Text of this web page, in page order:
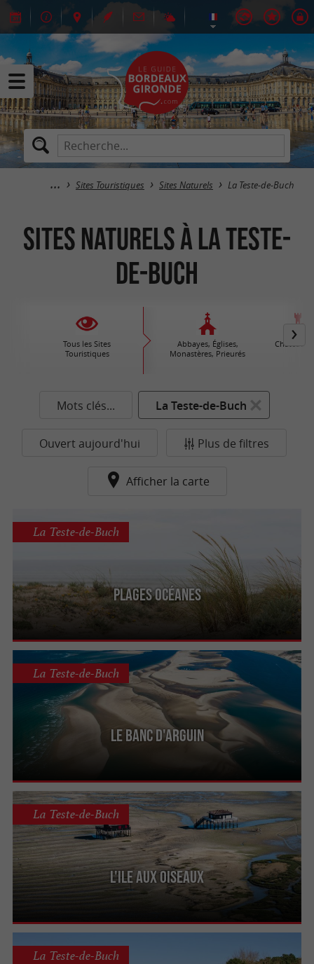
Sites Touristiques Sites Naturels La Teste-de-Buch
Sites Naturels à La Teste-
de-Buch
Tous les Sites
Touristiques
Abbayes, Églises,
Monastères, Prieurés
Châteaux
Mots clés... La Teste-de-Buch
Ouvert aujourd'hui Plus de filtres
Afficher la carte
Plages océanes
La Teste-de-Buch
Le banc d'Arguin
La Teste-de-Buch
L'Ile aux Oiseaux
La Teste-de-Buch
La Teste-de-Buch